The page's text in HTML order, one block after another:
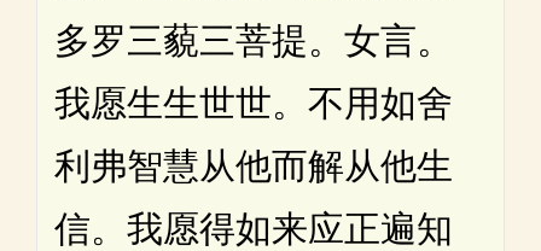
多罗三藐三菩提。女言。
我愿生生世世。不用如舍
利弗智慧从他而解从他生
信。我愿得如来应正遍知